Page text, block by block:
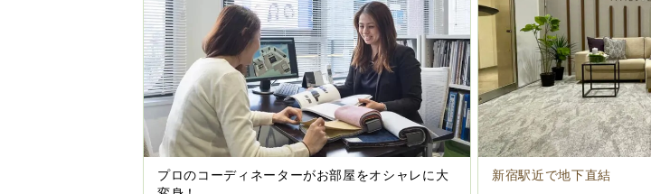
プロのコーディネーターがお部屋をオシャレに大
新宿駅近で地下直結